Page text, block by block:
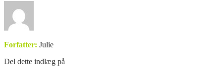
Forfatter: Julie
Del dette indlæg på